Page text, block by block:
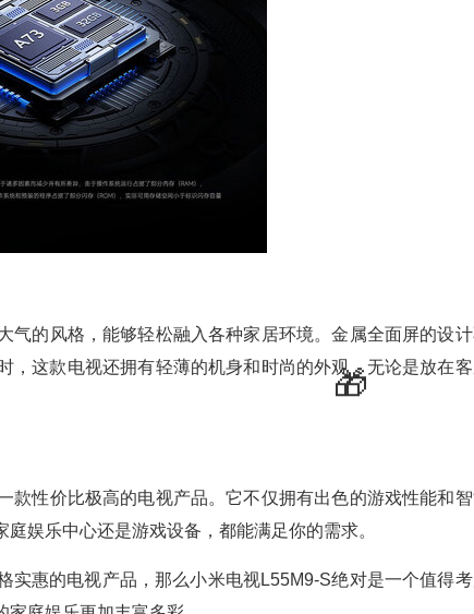
气的风格，能够轻松融入各种家居环境。金属全面屏的设
，这款电视还拥有轻薄的机身和时尚的外观，无论是放在
款性价比极高的电视产品。它不仅拥有出色的游戏性能和
娱乐中心还是游戏设备，都能满足你的需求。
实惠的电视产品，那么小米电视L55M9-S绝对是一个值得
💰